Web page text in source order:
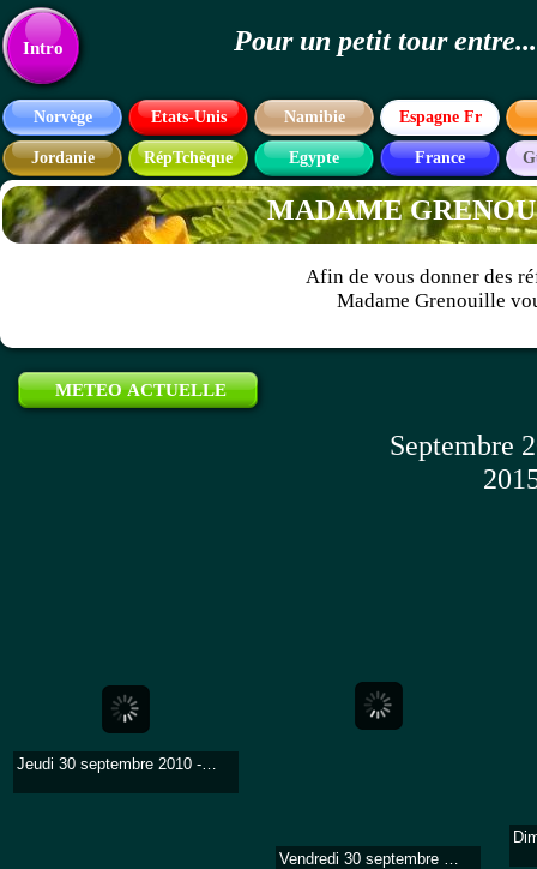
Vendredi 30 septembre 2011 - 16h (soir 27,5) - Une belle journée avec très peu de vent et un peu de sargasses.
Jeudi 30 septembre 2010 - 6h10
Septembre
METEO ACTUELLE
Afin de vous donner des
Madame Grenouille
MADAME
Espagne Fr
RépTchèque France
Jordanie
Etats-Unis
Norvège
Egypte
Namibie
Intro
Texte Pour un petit tour